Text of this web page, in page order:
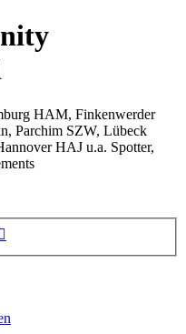
HAM, Finkenwerder
Parchim SZW, Lübeck
HAJ u.a. Spotter,